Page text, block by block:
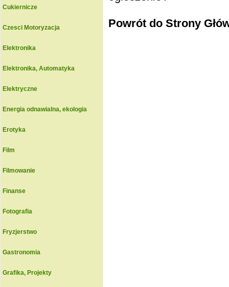
Cukiernicze
Czesci Motoryzacja
Elektronika
Elektronika, Automatyka
Elektryczne
Energia odnawialna, ekologia
Erotyka
Film
Filmowanie
Finanse
Fotografia
Fryzjerstwo
Gastronomia
Grafika, Projekty
Powrót do Strony